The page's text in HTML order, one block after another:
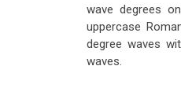
wave degrees
uppercase
degree waves
waves.